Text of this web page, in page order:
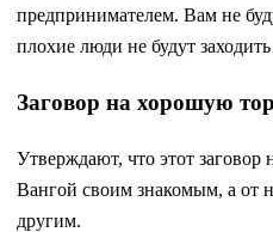
предпринимателем. Вам не
плохие люди не будут
Заговор на хорошую
Утверждают, что этот заговор
Вангой своим знакомым, а от
другим.